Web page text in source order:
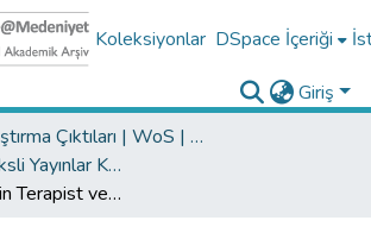
Koleksiyonlar DSpace İçeriği
Giriş
Araştırma Çıktıları | WoS | Scopus | TR-Dizin | PubMed
TR-Dizin İndeksli Yayınlar Koleksiyonu
Terapi İlişkisinin Terapist ve Danışanın Kaçınma Örüntüleri Açısından İncelenmesi: Bir Konuşma Analizi Çalışması